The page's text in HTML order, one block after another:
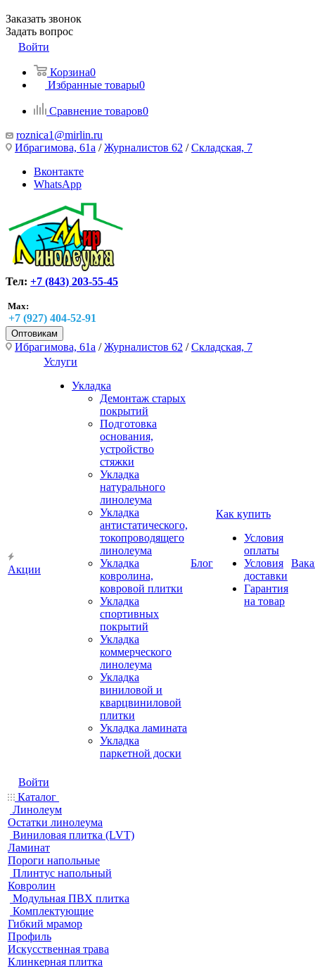
Заказать звонок
Задать вопрос
Войти
Корзина0
Избранные товары0
Сравнение товаров0
roznica1@mirlin.ru
Ибрагимова, 61а /Журналистов 62 /Складская, 7
Вконтакте
WhatsApp
Тел: +7 (843) 203-55-45
Max:
+7 (927) 404-52-91
Оптовикам
Ибрагимова, 61а /Журналистов 62 /Складская, 7
Акции
Услуги
Укладка
Демонтаж старых
покрытий
Подготовка
основания,
устройство
стяжки
Укладка
натурального
линолеума
Укладка
антистатического,
токопроводящего
линолеума
Укладка
ковролина,
ковровой плитки
Укладка
спортивных
покрытий
Укладка
коммерческого
линолеума
Укладка
виниловой и
кварцвиниловой
плитки
Укладка ламината
Укладка
паркетной доски
Блог
Как купить
Условия
оплаты
Условия
доставки
Гарантия
на товар
Войти
Каталог
Линолеум
Остатки линолеума
Виниловая плитка (LVT)
Ламинат
Пороги напольные
Плинтус напольный
Ковролин
Модульная ПВХ плитка
Комплектующие
Гибкий мрамор
Профиль
Искусственная трава
Клинкерная плитка